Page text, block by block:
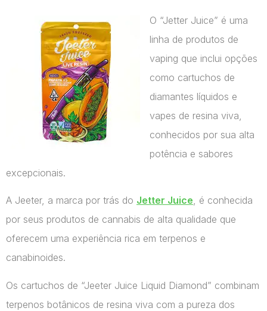
O “Jetter Juice” é uma
linha de produtos de
vaping que inclui opções
como cartuchos de
diamantes líquidos e
vapes de resina viva,
conhecidos por sua alta
potência e sabores
excepcionais.
A Jeeter, a marca por trás do Jetter Juice, é conhecida
por seus produtos de cannabis de alta qualidade que
oferecem uma experiência rica em terpenos e
canabinoides.
Os cartuchos de “Jeeter Juice Liquid Diamond” combinam
terpenos botânicos de resina viva com a pureza dos